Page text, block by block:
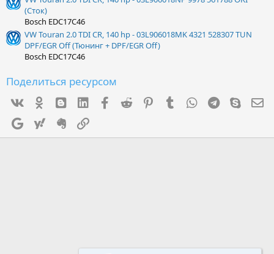
(Сток)
Bosch EDC17C46
VW Touran 2.0 TDI CR, 140 hp - 03L906018MK 4321 528307 TUN
DPF/EGR Off (Тюнинг + DPF/EGR Off)
Bosch EDC17C46
Поделиться ресурсом
Ok mes_blogger
Linked InFacebook
Reddit PinterestTumblr WhatsAppTelegram
Skype
Google Yahoo Evernote